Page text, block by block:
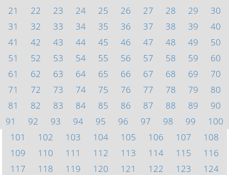
21
22 23 24 25 26 27 28 29
30
31
32 33 34 35 36 37 38 39
40
41
42 43 44 45 46 47 48 49
50
51
52 53 54 55 56 57 58 59
60
61
62 63 64 65 66 67 68 69
70
71
72 73 74 75 76 77 78 79
80
81
82 83 84 85 86 87 88 89
90
91
92 93 94 95 96 97 98 99
100
101
102 103 104 105 106 107
108
109
110 111 112 113 114 115
116
117
118 119 120 121 122 123
124